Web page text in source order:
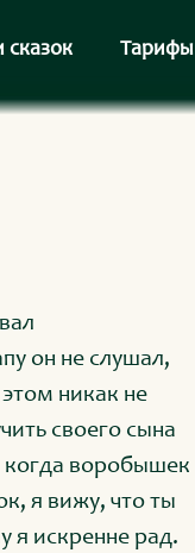
Тарифы
он не слушал,
никак не
своего сына
воробышек
я вижу, что ты
я искренне рад.